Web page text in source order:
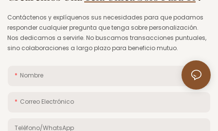
Contáctenos y explíquenos sus necesidades para que podamos
responder cualquier pregunta que tenga sobre personalización.
Nos dedicamos a servirle. No buscamos transacciones puntuales,
sino colaboraciones a largo plazo para beneficio mutuo.
Nombre
Correo Electrónico
Teléfono/WhatsApp